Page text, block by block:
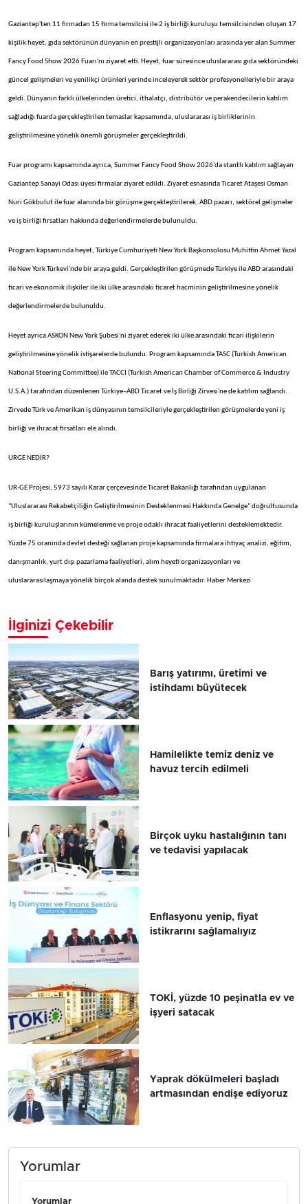
Gaziantep'ten 11 firmadan 15 firma temsilcisi ile 2 iş birliği kuruluşu temsilcisinden oluşan 17
kişilik heyet, gıda sektörünün dünyanın en prestijli organizasyonları arasında yer alan Summer
Fancy Food Show 2026 Fuarı'nı ziyaret etti. Heyet, fuar süresince uluslararası gıda sektöründeki
güncel gelişmeleri ve yenilikçi ürünleri yerinde inceleyerek sektör profesyonelleriyle bir araya
geldi. Dünyanın farklı ülkelerinden üretici, ithalatçı, distribütör ve perakendecilerin katılım
sağladığı fuarda gerçekleştirilen temaslar kapsamında, uluslararası iş birliklerinin
geliştirilmesine yönelik önemli görüşmeler gerçekleştirildi.
Fuar programı kapsamında ayrıca, Summer Fancy Food Show 2026'da stantlı katılım sağlayan
Gaziantep Sanayi Odası üyesi firmalar ziyaret edildi. Ziyaret esnasında Ticaret Ataşesi Osman
Nuri Gökbulut ile fuar alanında bir görüşme gerçekleştirilerek, ABD pazarı, sektörel gelişmeler
ve iş birliği fırsatları hakkında değerlendirmelerde bulunuldu.
Program kapsamında heyet, Türkiye Cumhuriyeti New York Başkonsolosu Muhittin Ahmet Yazal
ile New York Türkevi'nde bir araya geldi. Gerçekleştirilen görüşmede Türkiye ile ABD arasındaki
ticari ve ekonomik ilişkiler ile iki ülke arasındaki ticaret hacminin geliştirilmesine yönelik
değerlendirmelerde bulunuldu.
Heyet ayrıca ASKON New York Şubesi'ni ziyaret ederek iki ülke arasındaki ticari ilişkilerin
geliştirilmesine yönelik istişarelerde bulundu. Program kapsamında TASC (Turkish American
National Steering Committee) ile TACCI (Turkish American Chamber of Commerce & Industry
U.S.A.) tarafından düzenlenen Türkiye–ABD Ticaret ve İş Birliği Zirvesi'ne de katılım sağlandı.
Zirvede Türk ve Amerikan iş dünyasının temsilcileriyle gerçekleştirilen görüşmelerde yeni iş
birliği ve ihracat fırsatları ele alındı.
URGE NEDİR?
UR-GE Projesi, 5973 sayılı Karar çerçevesinde Ticaret Bakanlığı tarafından uygulanan
"Uluslararası Rekabetçiliğin Geliştirilmesinin Desteklenmesi Hakkında Genelge" doğrultusunda
iş birliği kuruluşlarının kümelenme ve proje odaklı ihracat faaliyetlerini desteklemektedir.
Yüzde 75 oranında devlet desteği sağlanan proje kapsamında firmalara ihtiyaç analizi, eğitim,
danışmanlık, yurt dışı pazarlama faaliyetleri, alım heyeti organizasyonları ve
uluslararasılaşmaya yönelik birçok alanda destek sunulmaktadır. Haber Merkezi
İlginizi Çekebilir
Barış yatırımı, üretimi ve
istihdamı büyütecek
Hamilelikte temiz deniz ve
havuz tercih edilmeli
Birçok uyku hastalığının tanı
ve tedavisi yapılacak
Enflasyonu yenip, fiyat
istikrarını sağlamalıyız
TOKİ, yüzde 10 peşinatla ev ve
işyeri satacak
Yaprak dökülmeleri başladı
artmasından endişe ediyoruz
Yorumlar
Yorumlar